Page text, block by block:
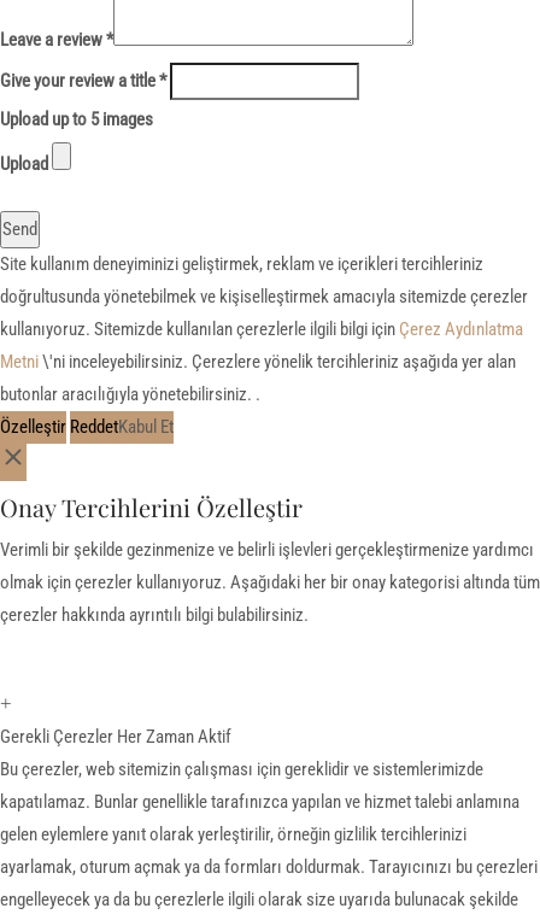
Leave a review *
Give your review a title *
Upload up to 5 images
Upload
Send
Site kullanım deneyiminizi geliştirmek, reklam ve içerikleri tercihleriniz
doğrultusunda yönetebilmek ve kişiselleştirmek amacıyla sitemizde çerezler
kullanıyoruz. Sitemizde kullanılan çerezlerle ilgili bilgi için Çerez Aydınlatma
Metni\'ni inceleyebilirsiniz. Çerezlere yönelik tercihleriniz aşağıda yer alan
butonlar aracılığıyla yönetebilirsiniz. .
Özelleştir ReddetKabul Et
Onay Tercihlerini Özelleştir
Verimli bir şekilde gezinmenize ve belirli işlevleri gerçekleştirmenize yardımcı
olmak için çerezler kullanıyoruz. Aşağıdaki her bir onay kategorisi altında tüm
çerezler hakkında ayrıntılı bilgi bulabilirsiniz.
+
Gerekli Çerezler Her Zaman Aktif
Bu çerezler, web sitemizin çalışması için gereklidir ve sistemlerimizde
kapatılamaz. Bunlar genellikle tarafınızca yapılan ve hizmet talebi anlamına
gelen eylemlere yanıt olarak yerleştirilir, örneğin gizlilik tercihlerinizi
ayarlamak, oturum açmak ya da formları doldurmak. Tarayıcınızı bu çerezleri
engelleyecek ya da bu çerezlerle ilgili olarak size uyarıda bulunacak şekilde